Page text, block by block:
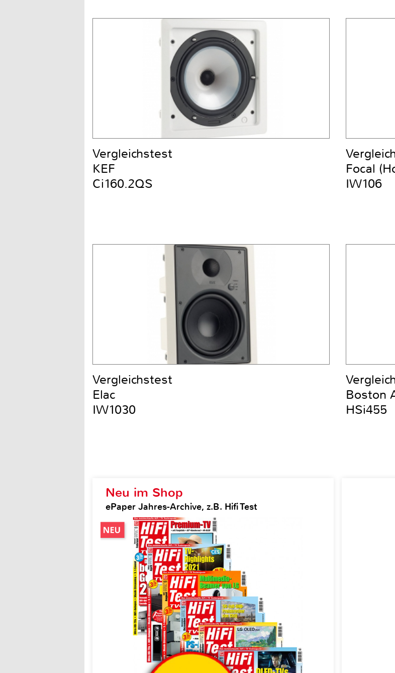
Neu im Shop
ePaper Jahres-Archive, z.B. Hifi Test
Vergleichstest
KEF
Ci160.2QS
Focal
IW106
Vergleichstest
Elac
IW1030
Boston
HSi455